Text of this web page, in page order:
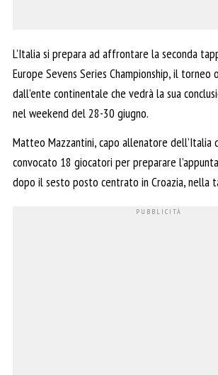
L’Italia si prepara ad affrontare la seconda
Europe Sevens Series Championship, il torneo
dall’ente continentale che vedrà la sua
nel weekend del 28-30 giugno.
Matteo Mazzantini, capo allenatore dell’Italia
convocato 18 giocatori per preparare
dopo il sesto posto centrato in Croazia, nella